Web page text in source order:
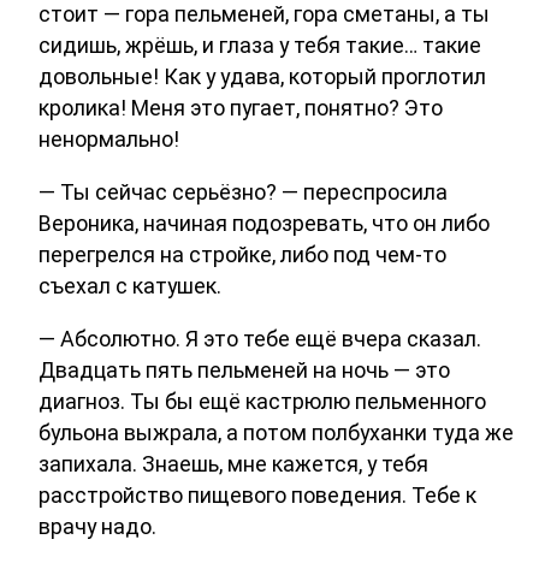
стоит — гора пельменей, гора сметаны, а ты
сидишь, жрёшь, и глаза у тебя такие… такие
довольные! Как у удава, который проглотил
кролика! Меня это пугает, понятно? Это
ненормально!
— Ты сейчас серьёзно? — переспросила
Вероника, начиная подозревать, что он либо
перегрелся на стройке, либо под чем-то
съехал с катушек.
— Абсолютно. Я это тебе ещё вчера сказал.
Двадцать пять пельменей на ночь — это
диагноз. Ты бы ещё кастрюлю пельменного
бульона выжрала, а потом полбуханки туда же
запихала. Знаешь, мне кажется, у тебя
расстройство пищевого поведения. Тебе к
врачу надо.